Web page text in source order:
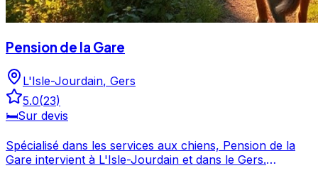
Pension de la Gare
L'Isle-Jourdain, Gers
5.0(23)
🛏️Sur devis
Spécialisé dans les services aux chiens, Pension de la
Gare intervient à L'Isle-Jourdain et dans le Gers.